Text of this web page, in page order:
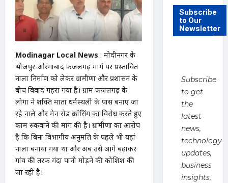
Modinagar Local News : मोदीनगर के
भोजपुर-औरंगाबाद फजलगढ़ मार्ग पर प्रस्तावित
नाला निर्माण को लेकर ग्रामीणों और प्रशासन के
बीच विवाद गहरा गया है। ग्राम फजलगढ़ के
लोगों ने शक्ति माता धर्मस्थली के पास बनाए जा
रहे नाले और मेन रोड क्रॉसिंग का विरोध करते हुए
काम रुकवाने की मांग की है। ग्रामीणों का आरोप
है कि बिना विभागीय अनुमति के पहले भी यहां
नाला बनाया गया था और अब उसे आगे बढ़ाकर
गांव की तरफ गंदा पानी मोड़ने की कोशिश की
जा रही है।
Subscribe
to Our
Newsletter
Subscribe
to get
the
latest
news,
technology
updates,
business
insights,